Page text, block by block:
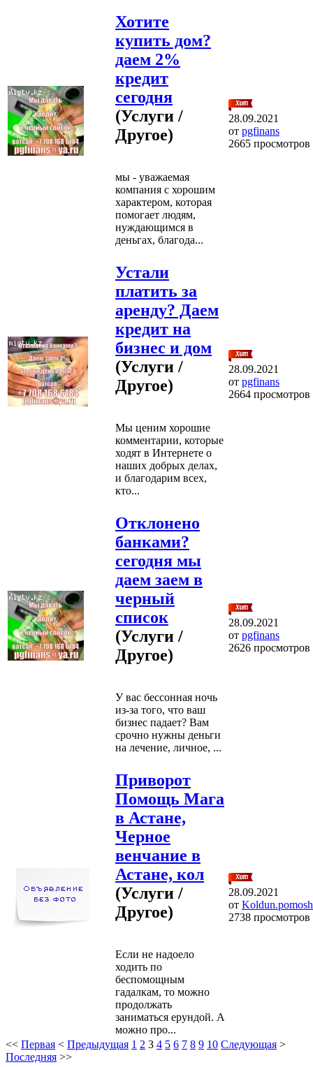
Хотите
купить дом?
даем 2%
кредит
сегодня
(Услуги /
Другое)
мы - уважаемая
компания с хорошим
характером, которая
помогает людям,
нуждающимся в
деньгах, благода...
28.09.2021
от pgfinans
2665 просмотров
Устали
платить за
аренду? Даем
кредит на
бизнес и дом
(Услуги /
Другое)
Мы ценим хорошие
комментарии, которые
ходят в Интернете о
наших добрых делах,
и благодарим всех,
кто...
28.09.2021
от pgfinans
2664 просмотров
Отклонено
банками?
сегодня мы
даем заем в
черный
список
(Услуги /
Другое)
У вас бессонная ночь
из-за того, что ваш
бизнес падает? Вам
срочно нужны деньги
на лечение, личное, ...
28.09.2021
от pgfinans
2626 просмотров
Приворот
Помощь Мага
в Астане,
Черное
венчание в
Астане, кол
(Услуги /
Другое)
Если не надоело
ходить по
беспомощным
гадалкам, то можно
продолжать
заниматься ерундой. А
можно про...
28.09.2021
от Koldun.pomosh
2738 просмотров
<< Первая < Предыдущая 1 2 3 4 5 6 7 8 9 10 Следующая >
Последняя >>